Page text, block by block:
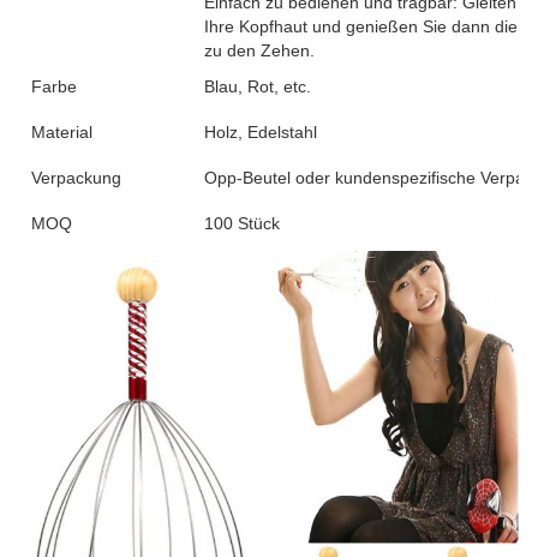
Ihre Kopfhaut und genießen Sie dann die
zu den Zehen.
Farbe
Blau, Rot, etc.
Material Holz, Edelstahl
Verpackung Opp-Beutel oder kundenspezifische
MOQ 100 Stück